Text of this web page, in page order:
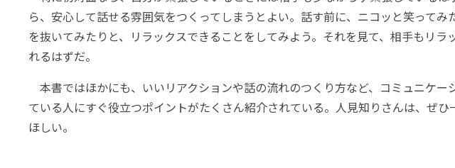
ら、安心して話せる雰囲気をつくってしまうとよい。話す前に、ニコッと笑ってみ
を抜いてみたりと、リラックスできることをしてみよう。それを見て、相手もリラ
れるはずだ。
本書ではほかにも、いいリアクションや話の流れのつくり方など、コミュニケー
ている人にすぐ役立つポイントがたくさん紹介されている。人見知りさんは、ぜひ
ほしい。